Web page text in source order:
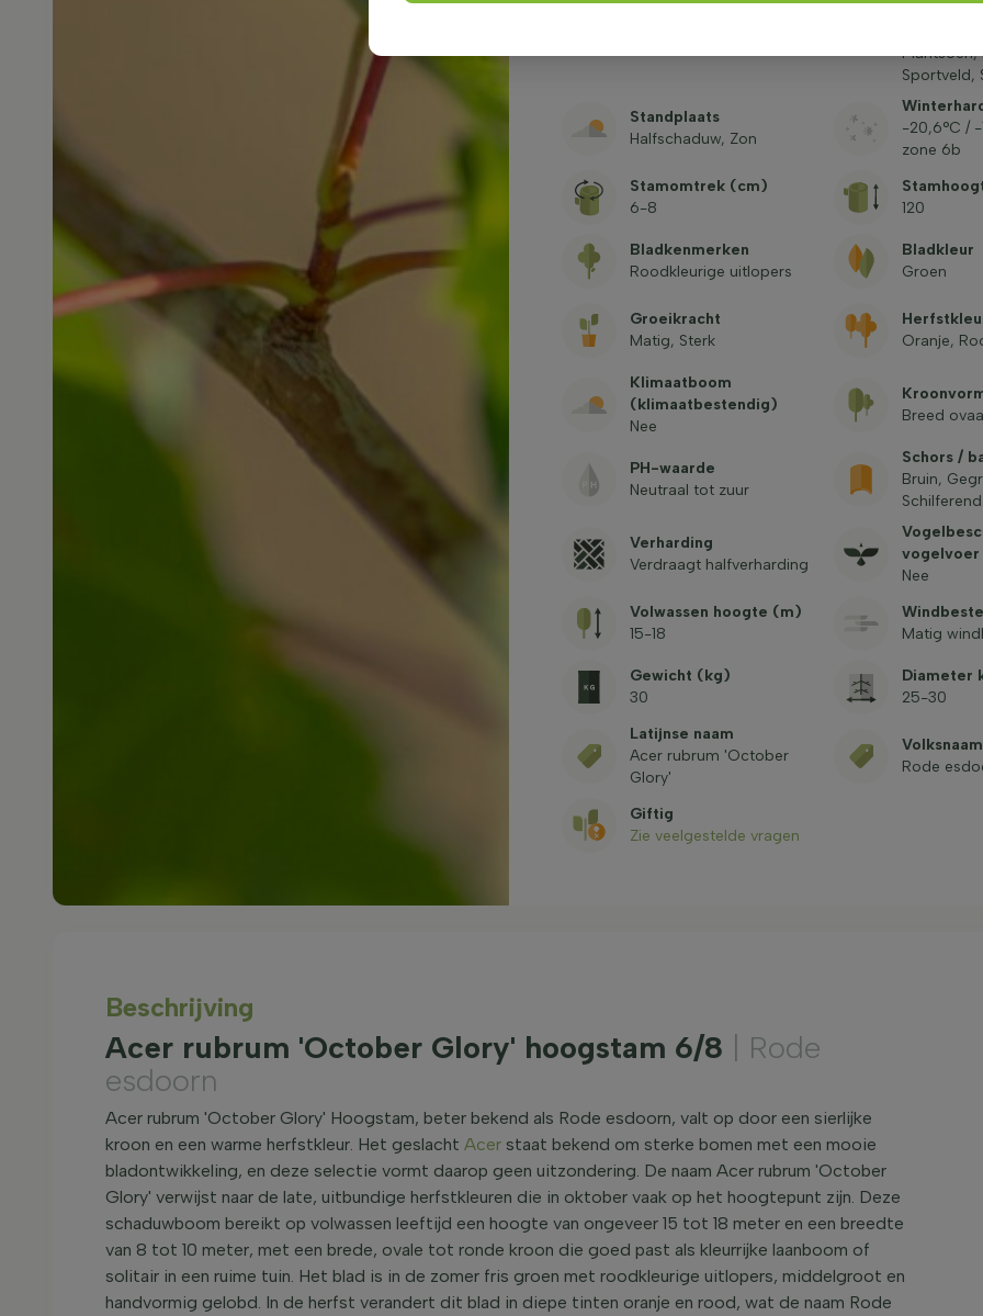
Bloeikleuren
Grote
Plantsoen,
Sportveld,
Standplaats
Halfschaduw, Zon
-20,6°C / -
zone 6b
Stamomtrek (cm)
6-8
120
Bladkenmerken
Roodkleurige uitlopers
Bladkleur
Groen
Groeikracht
Matig, Sterk
Oranje,
Klimaatboom
(klimaatbestendig)
Nee
Breed
PH-waarde
Neutraal tot zuur
Schors /
Bruin,
Schilferend
Verharding
Verdraagt halfverharding
vogelvoer
Nee
Volwassen hoogte (m)
15-18
Matig
Gewicht (kg)
30
Diameter
25-30
Latijnse naam
Acer rubrum 'October
Glory'
Volksnaam
Rode
Giftig
Zie veelgestelde vragen
Beschrijving
Acer rubrum 'October Glory' hoogstam 6/8
| Rode
esdoorn
Acer rubrum 'October Glory' Hoogstam, beter bekend als Rode esdoorn, valt op door een sierlijke
kroon en een warme herfstkleur. Het geslacht Acer staat bekend om sterke bomen met een mooie
bladontwikkeling, en deze selectie vormt daarop geen uitzondering. De naam Acer rubrum 'October
Glory' verwijst naar de late, uitbundige herfstkleuren die in oktober vaak op het hoogtepunt zijn. Deze
schaduwboom bereikt op volwassen leeftijd een hoogte van ongeveer 15 tot 18 meter en een breedte
van 8 tot 10 meter, met een brede, ovale tot ronde kroon die goed past als kleurrijke laanboom of
solitair in een ruime tuin. Het blad is in de zomer fris groen met roodkleurige uitlopers, middelgroot en
handvormig gelobd. In de herfst verandert dit blad in diepe tinten oranje en rood, wat de naam Rode